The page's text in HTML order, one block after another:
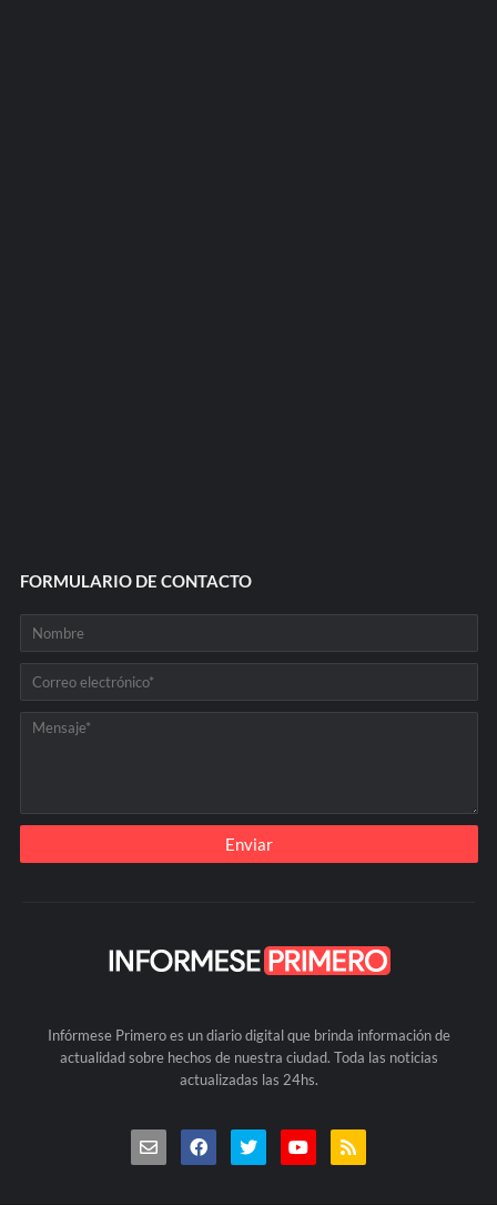
FORMULARIO DE CONTACTO
Infórmese Primero es un diario digital que brinda información de
actualidad sobre hechos de nuestra ciudad. Toda las noticias
actualizadas las 24hs.